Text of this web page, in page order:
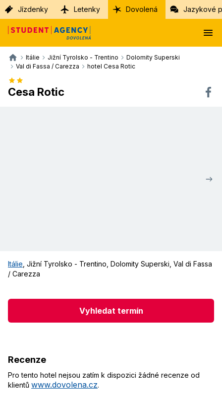
Jízdenky Letenky Dovolená Jazykové
Itálie Jižní Tyrolsko - Trentino
Dolomity Superski
Val di Fassa / Carezza
hotel Cesa Rotic
Cesa Rotic
Itálie Jižní Tyrolsko - Trentino Dolomity Superski Val di Fassa
/ Carezza
Vyhledat termín
Recenze
Pro tento hotel nejsou zatím k dispozici žádné recenze od
klientů www.dovolena.cz.